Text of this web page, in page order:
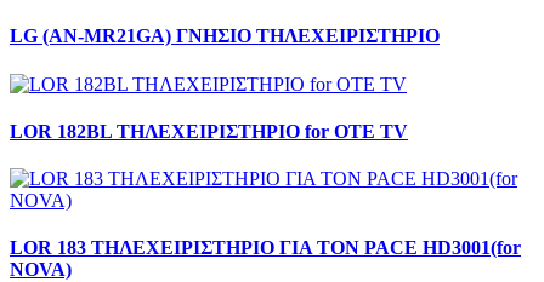
LG (AN-MR21GA) ΓΝΗΣΙΟ ΤΗΛΕΧΕΙΡΙΣΤΗΡΙΟ
LOR 182BL ΤΗΛΕΧΕΙΡΙΣΤΗΡΙΟ for OTE TV
LOR 183 TΗΛΕΧΕΙΡΙΣΤΗΡΙΟ ΓΙΑ ΤΟΝ PACE HD3001(for
NOVA)